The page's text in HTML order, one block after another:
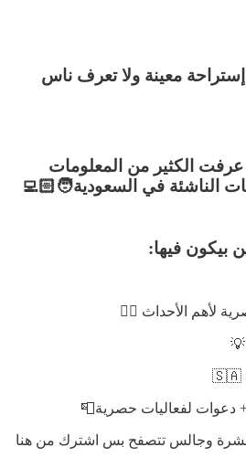
معينة ولا تعرف ناس
الكثير من المعلومات
الناشئة في السعودية🧑🏻‍💻
بيكون فيها:
لأهم الأحداث 🕵️‍♂️
+ دعوات لفعاليات حصرية📮
وجالس تتصفح بس اشترك من هنا